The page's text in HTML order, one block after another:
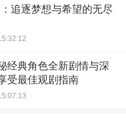
追逐梦想与希望的无尽
经典角色全新剧情与深
受最佳观剧指南